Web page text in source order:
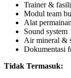
Trainer &
Modul team
Alat
Sound system
Air mineral &
Dokumentasi
Tidak Termasuk: